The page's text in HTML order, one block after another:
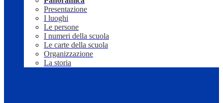
Presentazione
I luoghi
Le persone
I numeri della scuola
Le carte della scuola
Organizzazione
La storia